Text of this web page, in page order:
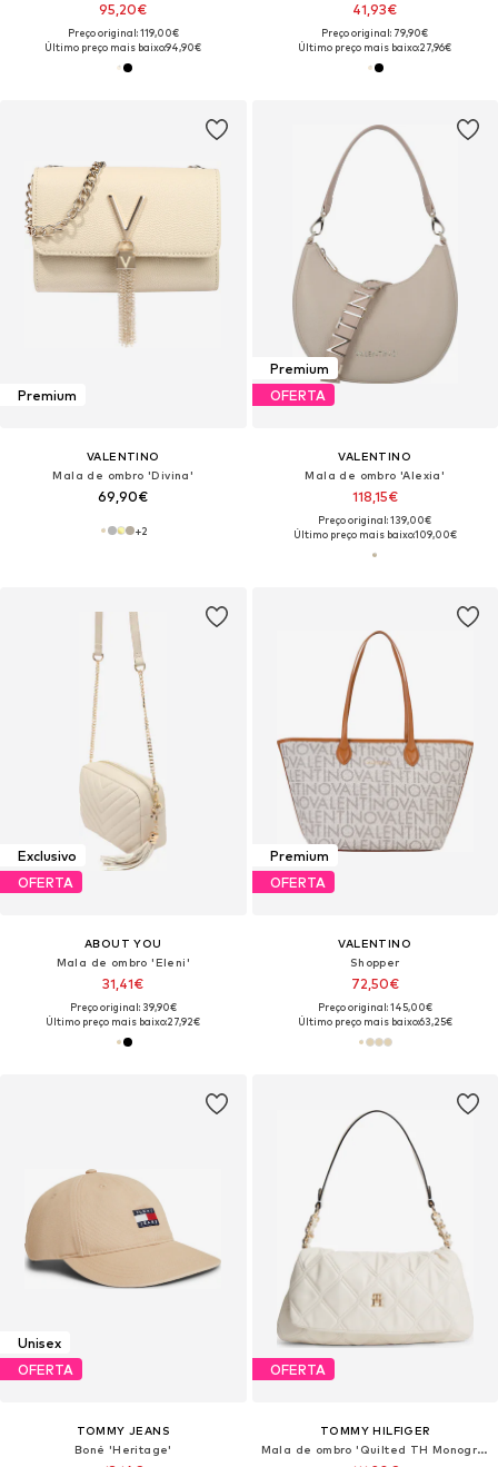
95,20€
Preço original: 119,00€
Último preço mais baixo:94,90€
41,93€
Preço original: 79,90€
Último preço mais baixo:27,96€
Premium
VALENTINO
Mala de ombro 'Divina'
69,90€
+2
Premium
OFERTA
VALENTINO
Mala de ombro 'Alexia'
118,15€
Preço original: 139,00€
Último preço mais baixo:109,00€
Exclusivo
OFERTA
ABOUT YOU
Mala de ombro 'Eleni'
31,41€
Preço original: 39,90€
Último preço mais baixo:27,92€
Premium
OFERTA
VALENTINO
Shopper
72,50€
Preço original: 145,00€
Último preço mais baixo:63,25€
Unisex
OFERTA
TOMMY JEANS
Boné 'Heritage'
OFERTA
TOMMY HILFIGER
Mala de ombro 'Quilted TH Monogram Shoulder'